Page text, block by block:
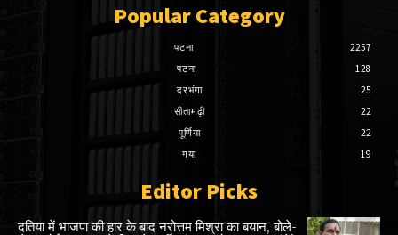
Popular Category
पटना
2257
पटना
128
दरभंगा
25
सीतामढ़ी
22
पूर्णिया
22
गया
19
Editor Picks
दतिया में भाजपा की हार के बाद नरोत्तम मिश्रा का बयान, बोले-